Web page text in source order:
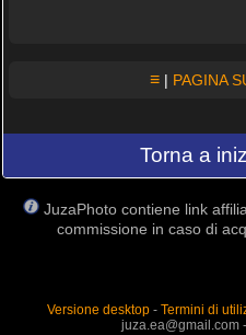
≡ | PAGINA
Torna a
JuzaPhoto contiene link
commissione in caso di
Versione desktop- Termini di
juza.ea@gmail.com